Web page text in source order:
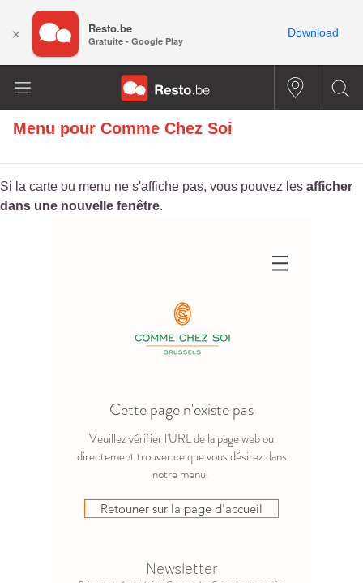
Menu pour Comme Chez Soi
Si la carte ou menu ne s'affiche pas, vous pouvez les afficher
dans une nouvelle fenêtre.
× Resto.be
Gratuite - Google Play
Download